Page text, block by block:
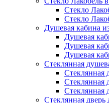
Стекло
Стекло
Душевая кабина
Душевая
Душевая
Душевая
Стеклянная
Стеклянная
Стеклянная
Стеклянная
Стеклянная дверь